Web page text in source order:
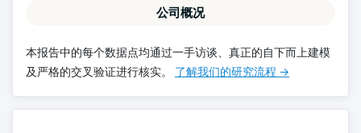
公司概况
本报告中的每个数据点均通过一手访谈、真正的自下而上建模
及严格的交叉验证进行核实。 了解我们的研究流程 →